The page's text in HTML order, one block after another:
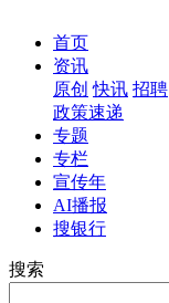
首页
资讯
原创 快讯 招聘
政策速递
专题
专栏
宣传年
AI播报
搜银行
搜索